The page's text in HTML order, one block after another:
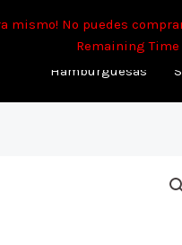
mismo! No puedes
Remaining
aproximado para
Hamburguesas